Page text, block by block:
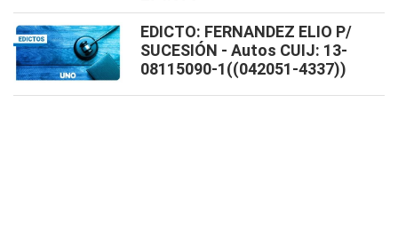
EDICTO: FERNANDEZ ELIO P/
SUCESIÓN - Autos CUIJ: 13-
08115090-1((042051-4337))